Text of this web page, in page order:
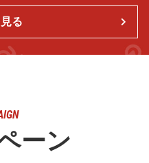
る
ーン